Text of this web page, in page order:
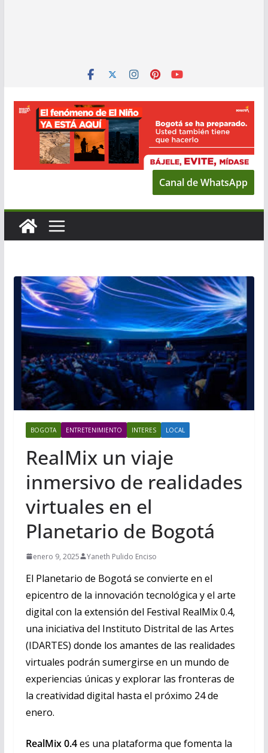
Canal de WhatsApp
BOGOTA ENTRETENIMIENTO INTERES LOCAL
RealMix un viaje
inmersivo de realidades
virtuales en el
Planetario de Bogotá
enero 9, 2025 Yaneth Pulido Enciso
El Planetario de Bogotá se convierte en el
epicentro de la innovación tecnológica y el arte
digital con la extensión del Festival RealMix 0.4,
una iniciativa del Instituto Distrital de las Artes
(IDARTES) donde los amantes de las realidades
virtuales podrán sumergirse en un mundo de
experiencias únicas y explorar las fronteras de
la creatividad digital hasta el próximo 24 de
enero.
RealMix 0.4es una plataforma que fomenta la